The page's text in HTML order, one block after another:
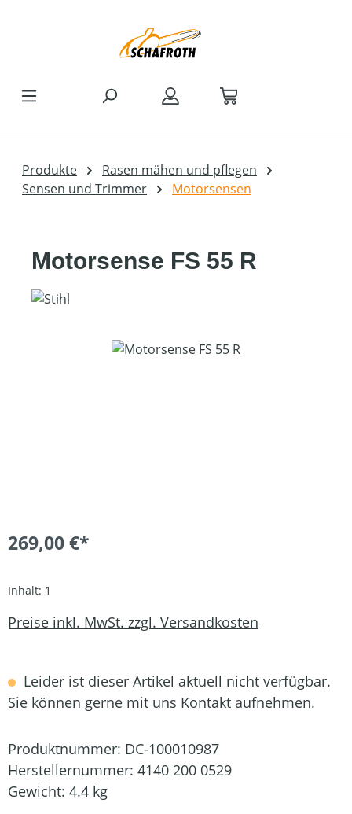
Produkte
Rasen mähen und pflegen
Sensen und Trimmer
Motorsensen
Motorsense FS 55 R
Bildergalerie überspringen
269,00 €*
Inhalt: 1
Preise inkl. MwSt. zzgl. Versandkosten
Leider ist dieser Artikel aktuell nicht verfügbar.
Sie können gerne mit uns Kontakt aufnehmen.
Produktnummer: DC-100010987
Herstellernummer: 4140 200 0529
Gewicht: 4.4 kg